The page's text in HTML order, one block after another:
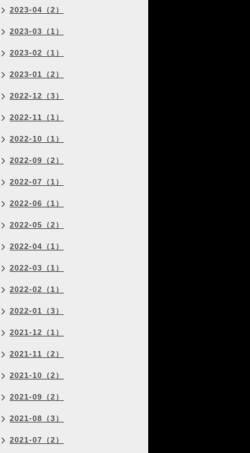
2023-04（2）
2023-03（1）
2023-02（1）
2023-01（2）
2022-12（3）
2022-11（1）
2022-10（1）
2022-09（2）
2022-07（1）
2022-06（1）
2022-05（2）
2022-04（1）
2022-03（1）
2022-02（1）
2022-01（3）
2021-12（1）
2021-11（2）
2021-10（2）
2021-09（2）
2021-08（3）
2021-07（2）